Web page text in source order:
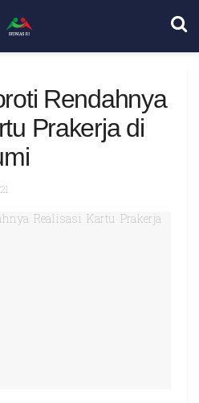
Rendahnya
Prakerja di